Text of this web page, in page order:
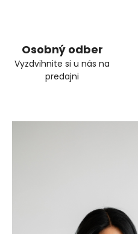
Osobný odber
Vyzdvihnite si u nás na
predajni